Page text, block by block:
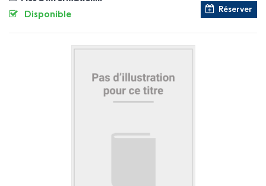
Réserver
Disponible